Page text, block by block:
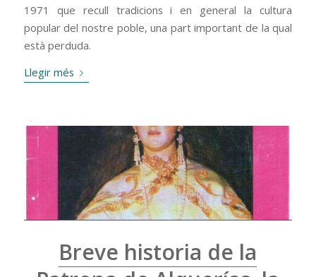
1971 que recull tradicions i en general la cultura
popular del nostre poble, una part important de la qual
està perduda.
Llegir més
Breve historia de la